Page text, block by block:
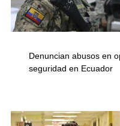
Denuncian abusos en
seguridad en Ecuador